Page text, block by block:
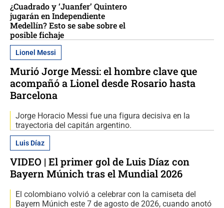
¿Cuadrado y ‘Juanfer’ Quintero
jugarán en Independiente
Medellín? Esto se sabe sobre el
posible fichaje
Lionel Messi
Murió Jorge Messi: el hombre clave que
acompañó a Lionel desde Rosario hasta
Barcelona
Jorge Horacio Messi fue una figura decisiva en la
trayectoria del capitán argentino.
Luis Díaz
VIDEO | El primer gol de Luis Díaz con
Bayern Múnich tras el Mundial 2026
El colombiano volvió a celebrar con la camiseta del
Bayern Múnich este 7 de agosto de 2026, cuando anotó